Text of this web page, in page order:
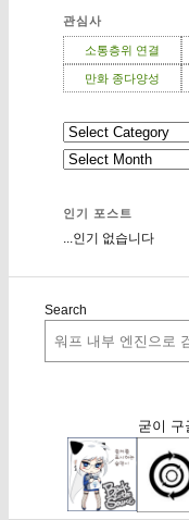
관심사
소통층위 연결
만화 종다양성
인기 포스트
...인기 없습니다
Search
굳이 구